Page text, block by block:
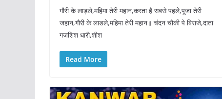
गौरी के लाड़ले,महिमा तेरी महान,करता है सबसे पहले,पूजा तेरी
जहान,गौरी के लाडले,महिमा तेरी महान॥ चंदन चौकी पे बिराजे,दाता
गजशिश धारी,शीश
Read More